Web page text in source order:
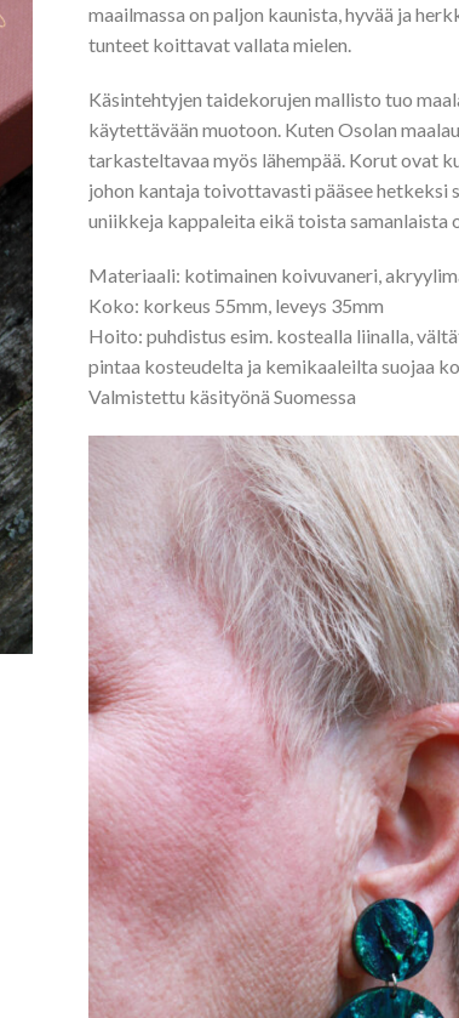
maailmassa on paljon kaunista, hyvää ja
tunteet koittavat vallata mielen.
Käsintehtyjen taidekorujen mallisto tuo
käytettävään muotoon. Kuten Osolan
tarkasteltavaa myös lähempää. Korut ovat
johon kantaja toivottavasti pääsee hetkeksi
uniikkeja kappaleita eikä toista samanlaista
Materiaali: kotimainen koivuvaneri,
Koko: korkeus 55mm, leveys 35mm
Hoito: puhdistus esim. kostealla liinalla,
pintaa kosteudelta ja kemikaaleilta suojaa
Valmistettu käsityönä Suomessa